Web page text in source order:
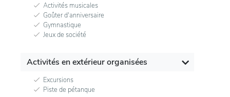
Activités musicales
Goûter d'anniversaire
Gymnastique
Jeux de société
Activités en extérieur organisées
Excursions
Piste de pétanque